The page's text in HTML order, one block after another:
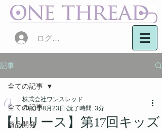
ログイン
記事
全ての記事
商品開発
全ての記事
【リリース】第17回キッズ
株式会社ワンスレッド
2023年8月23日 読了時間: 3分